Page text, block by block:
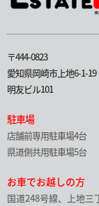
〒444-0823
愛知県岡崎市上地6-1-19
明友ビル101
駐車場
店舗前専用駐車場4台
県道側共用駐車場5台
お車でお越しの方
国道248号線、上地三